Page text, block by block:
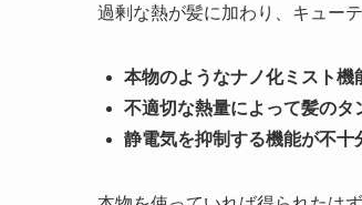
過剰な熱が髪に加わり、キュー
本物のようなナノ化ミスト
不適切な熱量によって髪の
静電気を抑制する機能が不